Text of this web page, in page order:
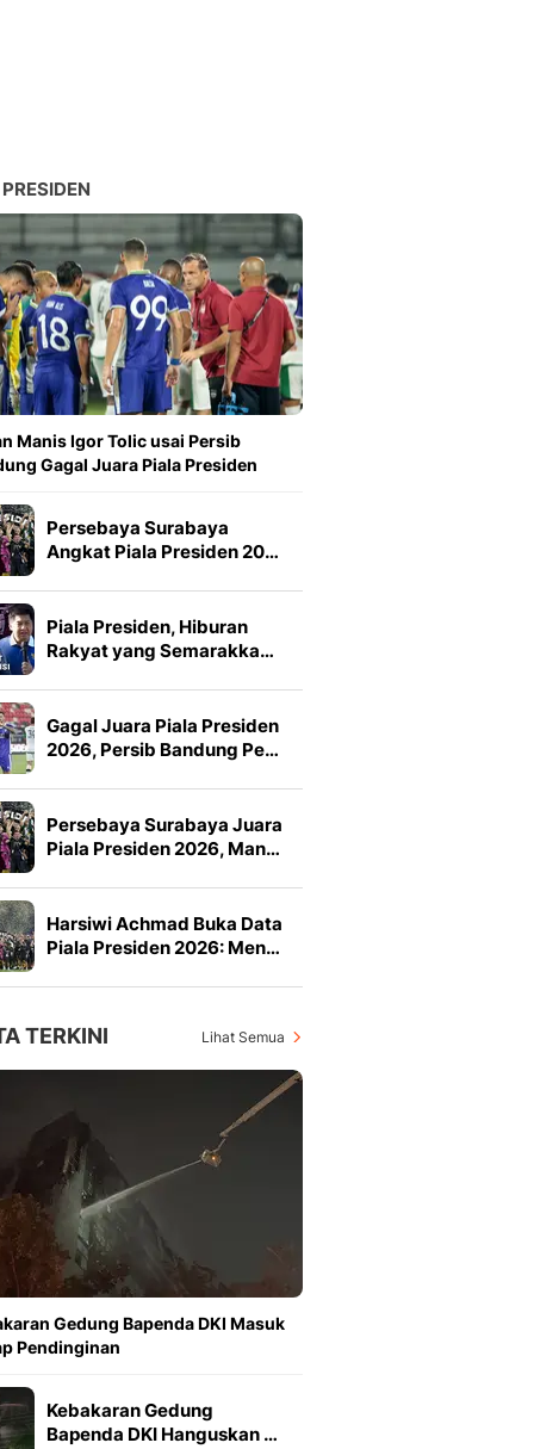
Manis Igor Tolic usai Persib
Gagal Juara Piala Presiden
Persebaya Surabaya
Angkat Piala Presiden 20…
Piala Presiden, Hiburan
Rakyat yang Semarakka…
Gagal Juara Piala Presiden
2026, Persib Bandung Pe…
Persebaya Surabaya Juara
Piala Presiden 2026, Man…
Harsiwi Achmad Buka Data
Piala Presiden 2026: Men…
TERKINI Lihat Semua
Gedung Bapenda DKI Masuk
Pendinginan
Kebakaran Gedung
Bapenda DKI Hanguskan …